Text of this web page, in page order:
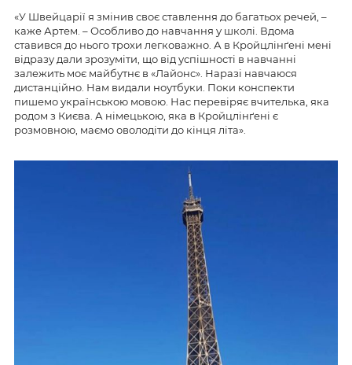
«У Швейцарії я змінив своє ставлення до багатьох речей, –
каже Артем. – Особливо до навчання у школі. Вдома
ставився до нього трохи легковажно. А в Кройцлінґені мені
відразу дали зрозуміти, що від успішності в навчанні
залежить моє майбутнє в «Лайонс». Наразі навчаюся
дистанційно. Нам видали ноутбуки. Поки конспекти
пишемо українською мовою. Нас перевіряє вчителька, яка
родом з Києва. А німецькою, яка в Кройцлінґені є
розмовною, маємо оволодіти до кінця літа».